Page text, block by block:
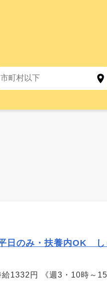
日のみ・扶養内OK
1332円 《週3・10時～